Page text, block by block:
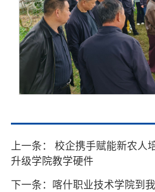
上一条： 校企携手赋能新农人
升级学院教学硬件
下一条：喀什职业技术学院到